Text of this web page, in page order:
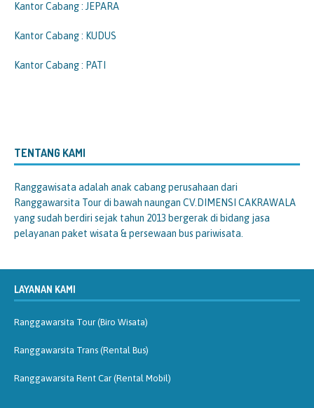
Kantor Cabang : JEPARA
Kantor Cabang : KUDUS
Kantor Cabang : PATI
TENTANG KAMI
Ranggawisata adalah anak cabang perusahaan dari
Ranggawarsita Tour di bawah naungan CV.DIMENSI CAKRAWALA
yang sudah berdiri sejak tahun 2013 bergerak di bidang jasa
pelayanan paket wisata & persewaan bus pariwisata.
LAYANAN KAMI
Ranggawarsita Tour (Biro Wisata)
Ranggawarsita Trans (Rental Bus)
Ranggawarsita Rent Car (Rental Mobil)